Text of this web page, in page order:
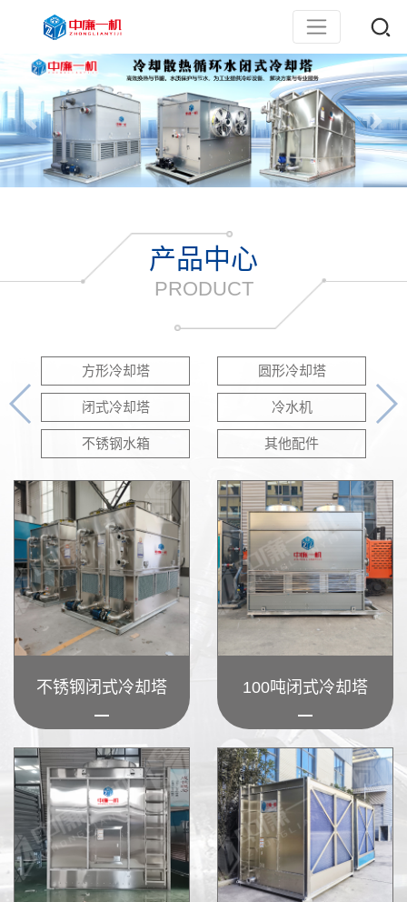
产品中心
PRODUCT
方形冷却塔 圆形冷却塔
闭式冷却塔 冷水机
不锈钢水箱 其他配件
不锈钢闭式冷却塔 100吨闭式冷却塔